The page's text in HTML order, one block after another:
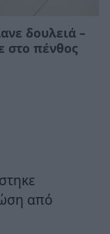
δουλειά –
στο πένθος
από